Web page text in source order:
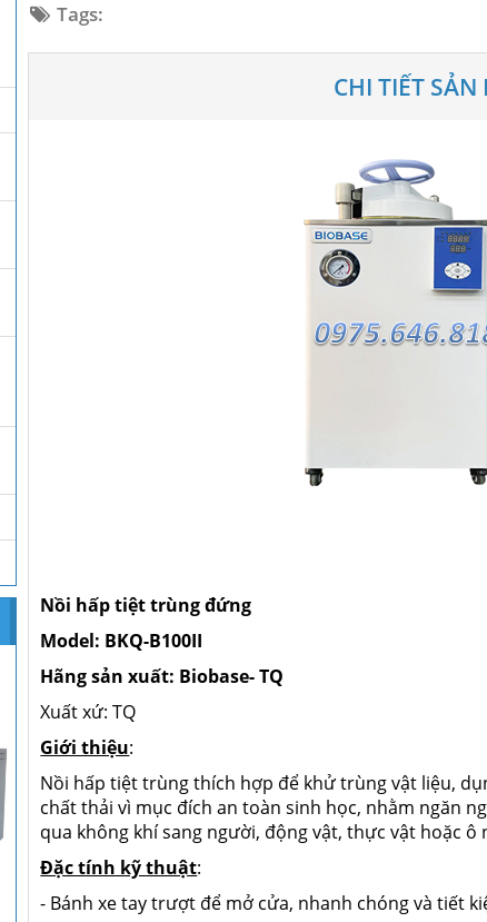
Tags:
CHI TIẾT SẢN
Nồi hấp tiệt trùng đứng
Model: BKQ-B100II
Hãng sản xuất: Biobase- TQ
Xuất xứ: TQ
Giới thiệu:
Nồi hấp tiệt trùng thích hợp để khử trùng vật liệu,
chất thải vì mục đích an toàn sinh học, nhằm ngăn
qua không khí sang người, động vật, thực vật hoặc
Đặc tính kỹ thuật:
- Bánh xe tay trượt để mở cửa, nhanh chóng và tiết